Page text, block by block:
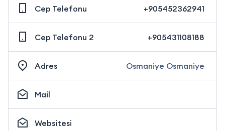
Cep Telefonu +905452362941
Cep Telefonu 2 +905431108188
Adres Osmaniye Osmaniye
Mail
Websitesi